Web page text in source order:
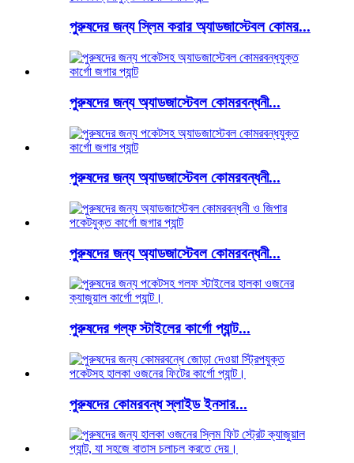
পুরুষদের জন্য স্লিম করার অ্যাডজাস্টেবল কোমর...
পুরুষদের জন্য অ্যাডজাস্টেবল কোমরবন্ধনী...
পুরুষদের জন্য অ্যাডজাস্টেবল কোমরবন্ধনী...
পুরুষদের জন্য অ্যাডজাস্টেবল কোমরবন্ধনী...
পুরুষদের গল্ফ স্টাইলের কার্গো প্যান্ট...
পুরুষদের কোমরবন্ধ স্লাইড ইনসার...